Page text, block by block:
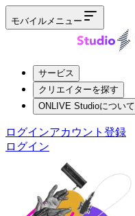
モバイルメニュー
サービス
クリエイターを探す
ONLIVE Studioについて
ログインアカウント登録
ログイン